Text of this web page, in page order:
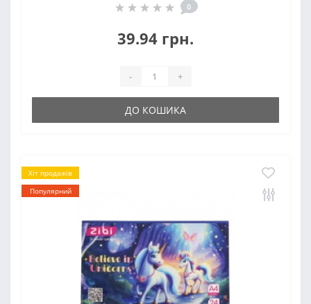
0
39.94 грн.
- +
ДО КОШИКА
Хіт продажів
Популярний